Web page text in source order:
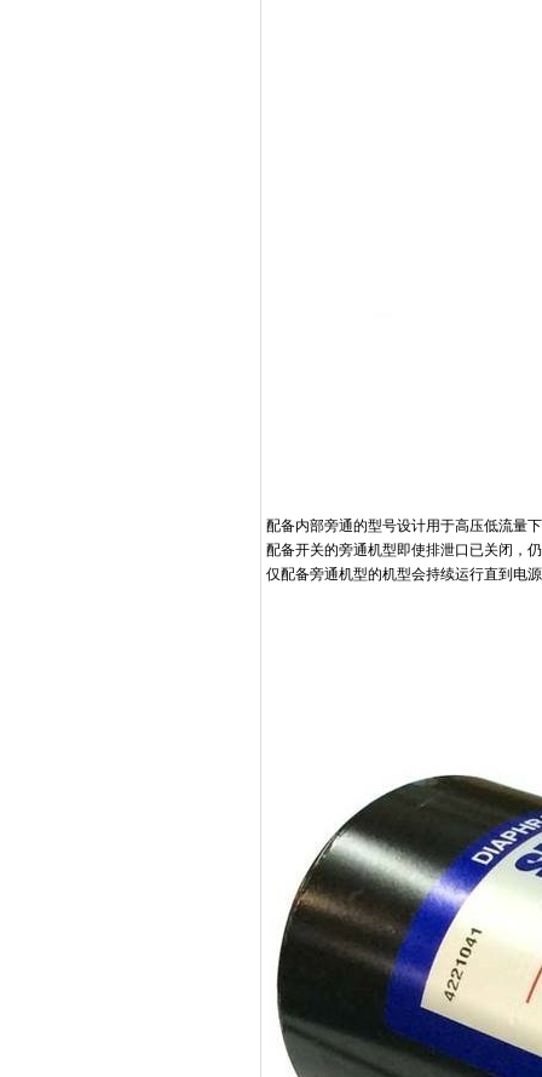
配备内部旁通的型号设计用于高压低流量
配备开关的旁通机型即使排泄口已关闭，
仅配备旁通机型的机型会持续运行直到电